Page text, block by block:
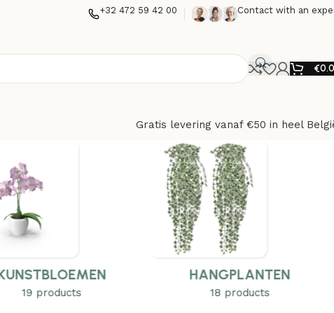
+32 472 59 42 00 Contact with an
€
Gratis levering vanaf €50 in heel
HANGPLANTEN
18 products
BAMBOE
59 products